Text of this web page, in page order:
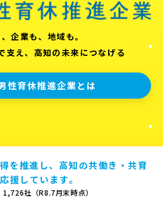
企業も、地域も。
支え、高知の未来につなげる
性育休推進企業とは
を推進し、高知の共働き・共育
援しています。
社（R8.7月末時点）